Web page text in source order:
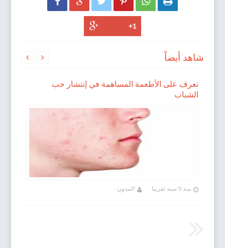
شاهد أيضاً
تعرف على الأطعمة المساهمة في إنتشار حب
الشباب
منذ 9 سنه تقريبا المدون
 